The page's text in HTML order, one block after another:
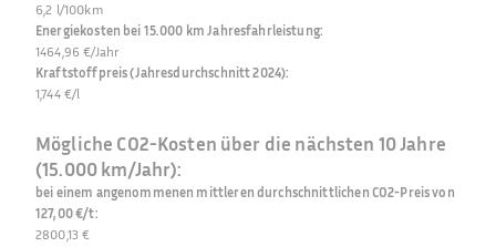
6,2 l/100km
Energiekosten bei 15.000 km Jahresfahrleistung:
1464,96 €/Jahr
Kraftstoffpreis (Jahresdurchschnitt 2024):
1,744 €/l
Mögliche CO2-Kosten über die nächsten 10 Jahre
(15.000 km/Jahr):
bei einem angenommenen mittleren durchschnittlichen CO2-Preis von
127,00 €/t:
2800,13 €